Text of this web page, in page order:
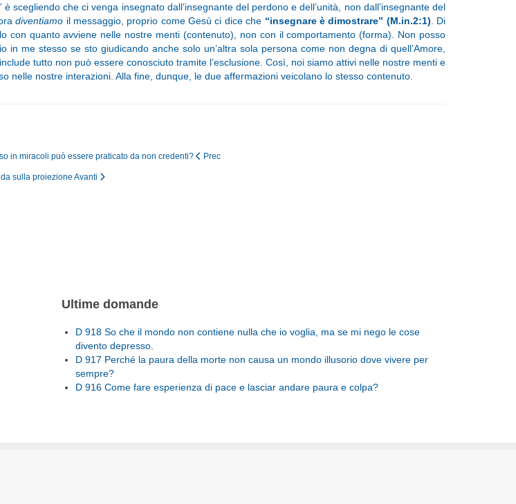
è scegliendo che ci venga insegnato dall’insegnante del perdono e dell’unità, non dall’insegnante del
diventiamo il messaggio, proprio come Gesù ci dice che “insegnare è dimostrare” (M.in.2:1) . Di
con quanto avviene nelle nostre menti (contenuto), non con il comportamento (forma). Non posso
in me stesso se sto giudicando anche solo un’altra sola persona come non degna di quell’Amore,
tutto non può essere conosciuto tramite l’esclusione. Così, noi siamo attivi nelle nostre menti e
nelle nostre interazioni. Alla fine, dunque, le due affermazioni veicolano lo stesso contenuto.
in miracoli può essere praticato da non credenti? Prec
sulla proiezione Avanti
Ultime domande
D 918 So che il mondo non contiene nulla che io voglia, ma se mi nego le cose
divento depresso.
D 917 Perché la paura della morte non causa un mondo illusorio dove vivere per
sempre?
D 916 Come fare esperienza di pace e lasciar andare paura e colpa?